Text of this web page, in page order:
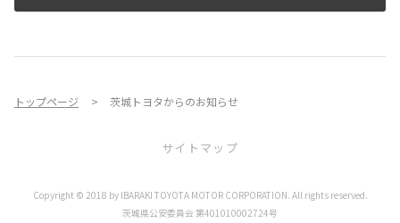
トップページ 茨城トヨタからのお知らせ
サイトマップ
Copyright © 2018 by IBARAKI TOYOTA MOTOR CORPORATION. All rights reserved.
茨城県公安委員会 第401010002724号